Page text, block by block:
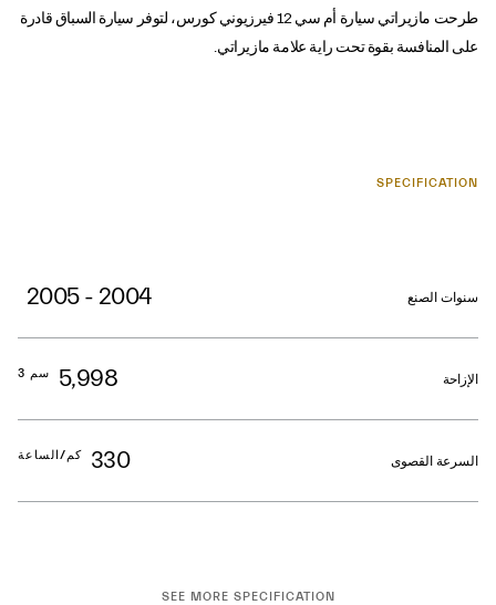
طرحت مازيراتي سيارة أم سي 12 فيرزيوني كورس، لتوفر سيارة السباق قادرة
على المنافسة بقوة تحت راية علامة مازيراتي.
SPECIFICATION
سنوات الصنع 2004 - 2005
الإزاحة 5,998 سم 3
السرعة القصوى 330 كم/الساعة
SEE MORE SPECIFICATION